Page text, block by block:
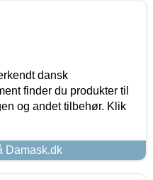
dansk
finder du produkter til
og andet tilbehør. Klik
Damask.dk